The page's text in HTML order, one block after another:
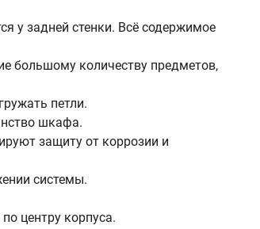
у задней стенки. Всё содержимое
большому количеству предметов,
петли.
шкафа.
защиту от коррозии и
системы.
центру корпуса.